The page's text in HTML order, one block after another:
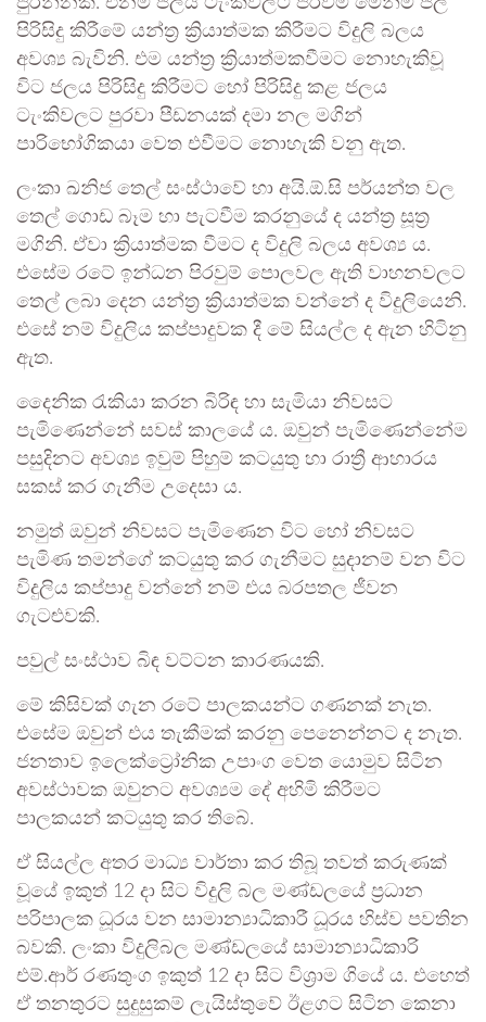
පිරිසිදු කිරීමේ යන්ත්‍ර ක්‍රියාත්මක කිරීමට විදුලි බලය
අවශ්‍ය බැවිනි. එම යන්ත්‍ර ක්‍රියාත්මකවීමට නොහැකිවූ
විට ජලය පිරිසිදු කිරීමට හෝ පිරිසිදු කළ ජලය
ටැංකිවලට පුරවා පීඩනයක් දමා නල මගින්
පාරිභෝගිකයා වෙත එවීමට නොහැකි වනු ඇත.
ලංකා ඛනිජ තෙල් සංස්ථාවේ හා අයි.ඕ.සි පර්යන්ත වල
තෙල් ගොඩ බෑම හා පැටවීම කරනුයේ ද යන්ත්‍ර සූත්‍ර
මගිනි. ඒවා ක්‍රියාත්මක වීමට ද විදුලි බලය අවශ්‍ය ය.
එසේම රටේ ඉන්ධන පිරවුම් පොලවල ඇති වාහනවලට
තෙල් ලබා දෙන යන්ත්‍ර ක්‍රියාත්මක වන්නේ ද විදුලියෙනි.
එසේ නම් විදුලිය කප්පාදුවක දී මේ සියල්ල ද ඇන හිටිනු
ඇත.
දෛනික රැකියා කරන බිරිඳ හා සැමියා නිවසට
පැමිණෙන්නේ සවස් කාලයේ ය. ඔවුන් පැමිණෙන්නේම
පසුදිනට අවශ්‍ය ඉවුම් පිහුම් කටයුතු හා රාත්‍රී ආහාරය
සකස් කර ගැනීම උදෙසා ය.
නමුත් ඔවුන් නිවසට පැමිණෙන විට හෝ නිවසට
පැමිණ තමන්ගේ කටයුතු කර ගැනීමට සුදානම් වන විට
විදුලිය කප්පාදු වන්නේ නම් එය බරපතල ජීවන
ගැටළුවකි.
පවුල් සංස්ථාව බිඳ වට්ටන කාරණයකි.
මේ කිසිවක් ගැන රටේ පාලකයන්ට ගණනක් නැත.
එසේම ඔවුන් එය තැකීමක් කරනු පෙනෙන්නට ද නැත.
ජනතාව ඉලෙක්ට්‍රෝනික උපාංග වෙත යොමුව සිටින
අවස්ථාවක ඔවුනට අවශ්‍යම දේ අහිමි කිරීමට
පාලකයන් කටයුතු කර තිබේ.
ඒ සියල්ල අතර මාධ්‍ය වාර්තා කර තිබූ තවත් කරුණක්
වූයේ ඉකුත් 12 දා සිට විදුලි බල මණ්ඩලයේ ප්‍රධාන
පරිපාලක ධූරය වන සාමාන්‍යාධිකාරී ධූරය හිස්ව පවතින
බවකි. ලංකා විදුලිබල මණ්ඩලයේ සාමාන්‍යාධිකාරි
එම්.ආර් රණතුංග ඉකුත් 12 දා සිට විශ්‍රාම ගියේ ය. එහෙත්
ඒ තනතුරට සුදුසුකම් ලැයිස්තුවේ ඊළගට සිටින කෙනා